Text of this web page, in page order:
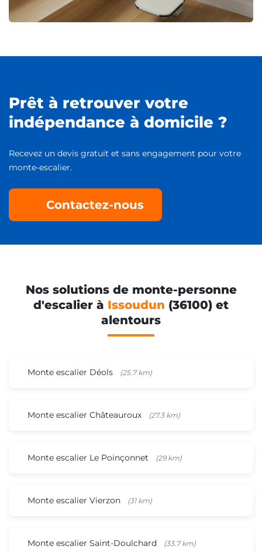
Prêt à retrouver votre
indépendance à domicile ?
Recevez un devis gratuit et sans engagement pour votre
monte-escalier.
Contactez-nous
Nos solutions de monte-personne
d'escalier à Issoudun (36100) et
alentours
Monte escalier Déols (25.7 km)
Monte escalier Châteauroux (27.3 km)
Monte escalier Le Poinçonnet (29 km)
Monte escalier Vierzon (31 km)
Monte escalier Saint-Doulchard (33.7 km)